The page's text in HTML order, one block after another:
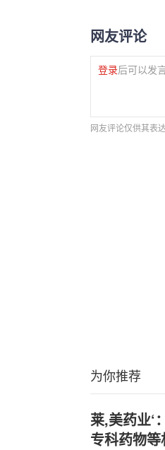
网友评论
登录后可以发
网友评论仅供其表
为你推荐
莱,美药业‘
专科药物